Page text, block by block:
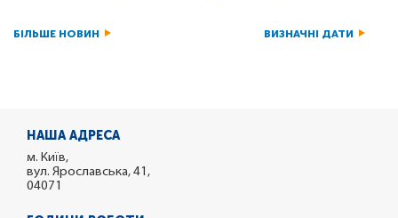
БІЛЬШЕ НОВИН ВИЗНАЧНІ ДАТИ
НАША АДРЕСА
м. Київ,
вул. Ярославська, 41,
04071